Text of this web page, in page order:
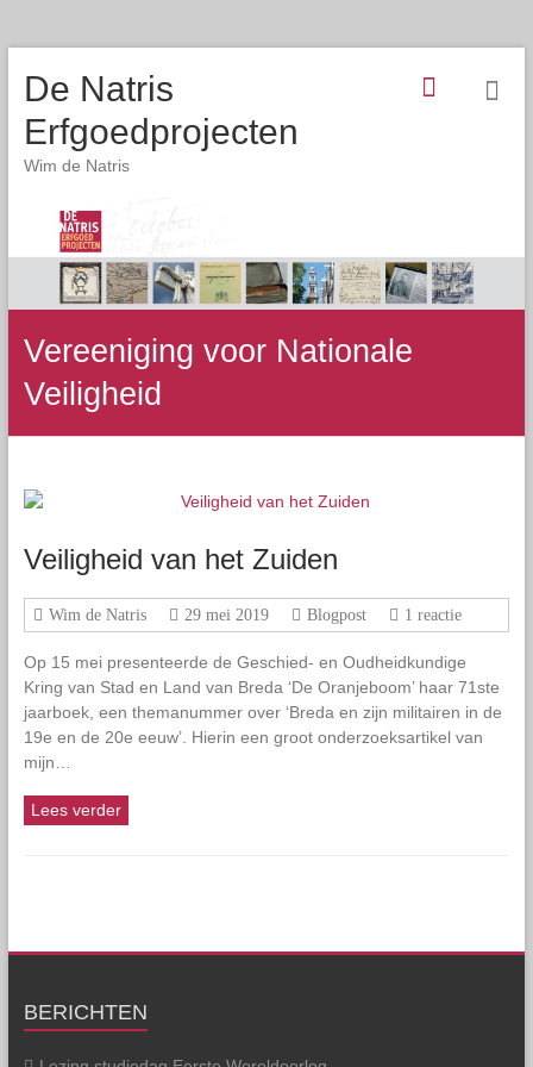
De Natris
Erfgoedprojecten
Wim de Natris
Vereeniging voor Nationale
Veiligheid
Veiligheid van het Zuiden
Wim de Natris 29 mei 2019 Blogpost 1 reactie
Op 15 mei presenteerde de Geschied- en Oudheidkundige
Kring van Stad en Land van Breda ‘De Oranjeboom’ haar 71ste
jaarboek, een themanummer over ‘Breda en zijn militairen in de
19e en de 20e eeuw’. Hierin een groot onderzoeksartikel van
mijn…
Lees verder
BERICHTEN